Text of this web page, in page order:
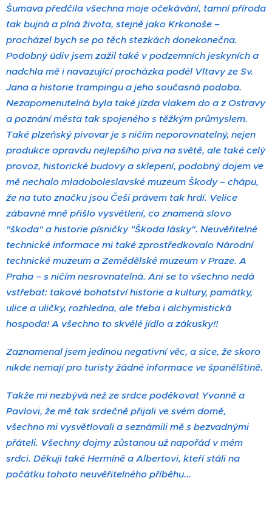
Šumava předčila všechna moje očekávání, tamní příroda
tak bujná a plná života, stejně jako Krkonoše –
procházel bych se po těch stezkách donekonečna.
Podobný údiv jsem zažil také v podzemních jeskyních a
nadchla mě i navazující procházka podél Vltavy ze Sv.
Jana a historie trampingu a jeho současná podoba.
Nezapomenutelná byla také jízda vlakem do a z Ostravy
a poznání města tak spojeného s těžkým průmyslem.
Také plzeňský pivovar je s ničím neporovnatelný, nejen
produkce opravdu nejlepšího piva na světě, ale také celý
provoz, historické budovy a sklepení, podobný dojem ve
mě nechalo mladoboleslavské muzeum Škody – chápu,
že na tuto značku jsou Češi právem tak hrdí. Velice
zábavné mně přišlo vysvětlení, co znamená slovo
"škoda" a historie písničky "Škoda lásky". Neuvěřitelné
technické informace mi také zprostředkovalo Národní
technické muzeum a Zemědělské muzeum v Praze. A
Praha – s ničím nesrovnatelná. Ani se to všechno nedá
vstřebat: takové bohatství historie a kultury, památky,
ulice a uličky, rozhledna, ale třeba i alchymistická
hospoda! A všechno to skvělé jídlo a zákusky!!
Zaznamenal jsem jedinou negativní věc, a sice, že skoro
nikde nemají pro turisty žádné informace ve španělštině.
Takže mi nezbývá než ze srdce poděkovat Yvonně a
Pavlovi, že mě tak srdečně přijali ve svém domě,
všechno mi vysvětlovali a seznámili mě s bezvadnými
přáteli. Všechny dojmy zůstanou už napořád v mém
srdci. Děkuji také Hermíně a Albertovi, kteří stáli na
počátku tohoto neuvěřitelného příběhu...